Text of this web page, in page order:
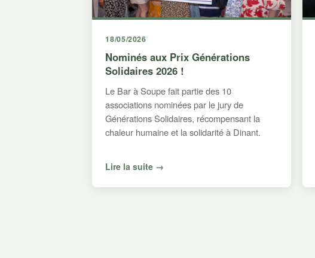
18/05/2026
Nominés aux Prix Générations
Solidaires 2026 !
Le Bar à Soupe fait partie des 10
associations nominées par le jury de
Générations Solidaires, récompensant la
chaleur humaine et la solidarité à Dinant.
Lire la suite →